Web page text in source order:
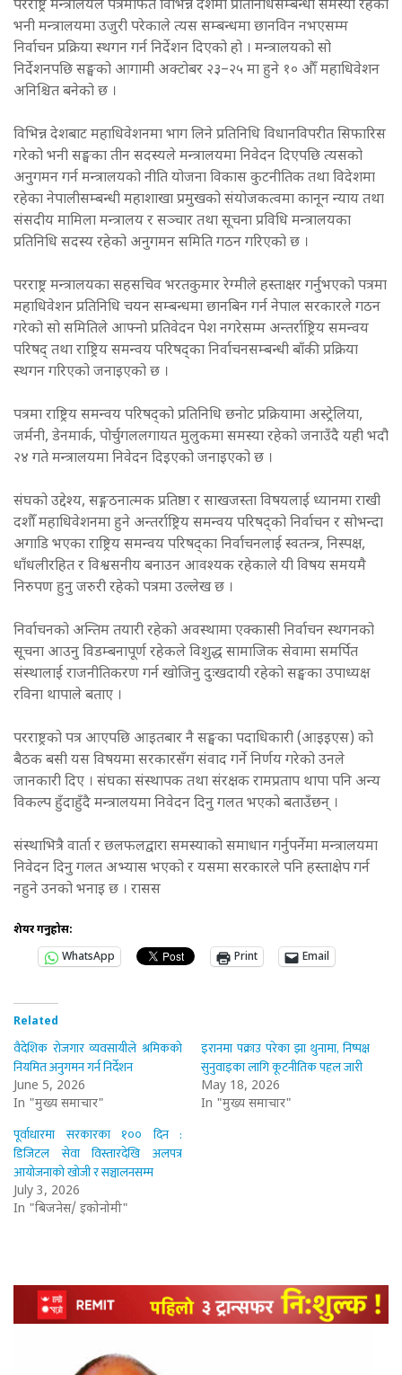
परराष्ट्र मन्त्रालयले पत्रमार्फत विभिन्न देशमा प्रतिनिधिसम्बन्धी समस्या रहेको
भनी मन्त्रालयमा उजुरी परेकाले त्यस सम्बन्धमा छानविन नभएसम्म
निर्वाचन प्रक्रिया स्थगन गर्न निर्देशन दिएको हो । मन्त्रालयको सो
निर्देशनपछि सङ्घको आगामी अक्टोबर २३–२५ मा हुने १० औँ महाधिवेशन
अनिश्चित बनेको छ ।
विभिन्न देशबाट महाधिवेशनमा भाग लिने प्रतिनिधि विधानविपरीत सिफारिस
गरेको भनी सङ्घका तीन सदस्यले मन्त्रालयमा निवेदन दिएपछि त्यसको
अनुगमन गर्न मन्त्रालयको नीति योजना विकास कुटनीतिक तथा विदेशमा
रहेका नेपालीसम्बन्धी महाशाखा प्रमुखको संयोजकत्वमा कानून न्याय तथा
संसदीय मामिला मन्त्रालय र सञ्चार तथा सूचना प्रविधि मन्त्रालयका
प्रतिनिधि सदस्य रहेको अनुगमन समिति गठन गरिएको छ ।
परराष्ट्र मन्त्रालयका सहसचिव भरतकुमार रेग्मीले हस्ताक्षर गर्नुभएको पत्रमा
महाधिवेशन प्रतिनिधि चयन सम्बन्धमा छानबिन गर्न नेपाल सरकारले गठन
गरेको सो समितिले आफ्नो प्रतिवेदन पेश नगरेसम्म अन्तर्राष्ट्रिय समन्वय
परिषद् तथा राष्ट्रिय समन्वय परिषद्का निर्वाचनसम्बन्धी बाँकी प्रक्रिया
स्थगन गरिएको जनाइएको छ ।
पत्रमा राष्ट्रिय समन्वय परिषद्को प्रतिनिधि छनोट प्रक्रियामा अस्ट्रेलिया,
जर्मनी, डेनमार्क, पोर्चुगललगायत मुलुकमा समस्या रहेको जनाउँदै यही भदौ
२४ गते मन्त्रालयमा निवेदन दिइएको जनाइएको छ ।
संघको उद्देश्य, सङ्गठनात्मक प्रतिष्ठा र साखजस्ता विषयलाई ध्यानमा राखी
दशौँ महाधिवेशनमा हुने अन्तर्राष्ट्रिय समन्वय परिषद्को निर्वाचन र सोभन्दा
अगाडि भएका राष्ट्रिय समन्वय परिषद्का निर्वाचनलाई स्वतन्त्र, निस्पक्ष,
धाँधलीरहित र विश्वसनीय बनाउन आवश्यक रहेकाले यी विषय समयमै
निरुपण हुनु जरुरी रहेको पत्रमा उल्लेख छ ।
निर्वाचनको अन्तिम तयारी रहेको अवस्थामा एक्कासी निर्वाचन स्थगनको
सूचना आउनु विडम्बनापूर्ण रहेकले विशुद्ध सामाजिक सेवामा समर्पित
संस्थालाई राजनीतिकरण गर्न खोजिनु दुःखदायी रहेको सङ्घका उपाध्यक्ष
रविना थापाले बताए ।
परराष्ट्रको पत्र आएपछि आइतबार नै सङ्घका पदाधिकारी (आइइएस) को
बैठक बसी यस विषयमा सरकारसँग संवाद गर्ने निर्णय गरेको उनले
जानकारी दिए । संघका संस्थापक तथा संरक्षक रामप्रताप थापा पनि अन्य
विकल्प हुँदाहुँदै मन्त्रालयमा निवेदन दिनु गलत भएको बताउँछन् ।
संस्थाभित्रै वार्ता र छलफलद्वारा समस्याको समाधान गर्नुपर्नेमा मन्त्रालयमा
निवेदन दिनु गलत अभ्यास भएको र यसमा सरकारले पनि हस्ताक्षेप गर्न
नहुने उनको भनाइ छ । रासस
शेयर गर्नुहोस:
WhatsApp
Print Email
Related
वैदेशिक रोजगार व्यवसायीले श्रमिकको
नियमित अनुगमन गर्न निर्देशन
June 5, 2026
In "मुख्य समाचार"
इरानमा पक्राउ परेका झा थुनामा, निष्पक्ष
सुनुवाइका लागि कूटनीतिक पहल जारी
May 18, 2026
In "मुख्य समाचार"
पूर्वाधारमा सरकारका १०० दिन :
डिजिटल सेवा विस्तारदेखि अलपत्र
आयोजनाको खोजी र सञ्चालनसम्म
July 3, 2026
In "बिजनेस/ इकोनोमी"